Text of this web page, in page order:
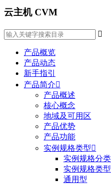
云主机 CVM

产品概览
产品动态
新手指引
产品简介
产品概述
核心概念
地域及可用区
产品优势
产品功能
实例规格类型
实例规格分
实例规格类型
通用型